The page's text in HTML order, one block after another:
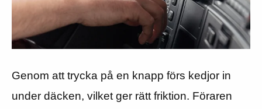
Genom att trycka på en knapp förs kedjor in
under däcken, vilket ger rätt friktion. Föraren